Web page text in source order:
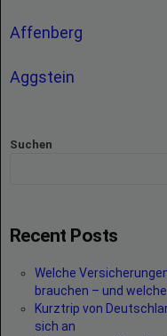
Affenberg
Aggstein
Suchen
Recent Posts
Welche
brauchen – und
Kurztrip von
sich an